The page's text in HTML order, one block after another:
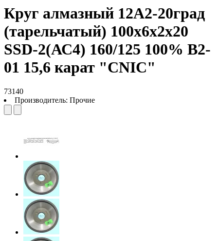
Круг алмазный 12А2-20град
(тарельчатый) 100х6х2х20
SSD-2(АС4) 160/125 100% В2-
01 15,6 карат "CNIC"
73140
Производитель: Прочие